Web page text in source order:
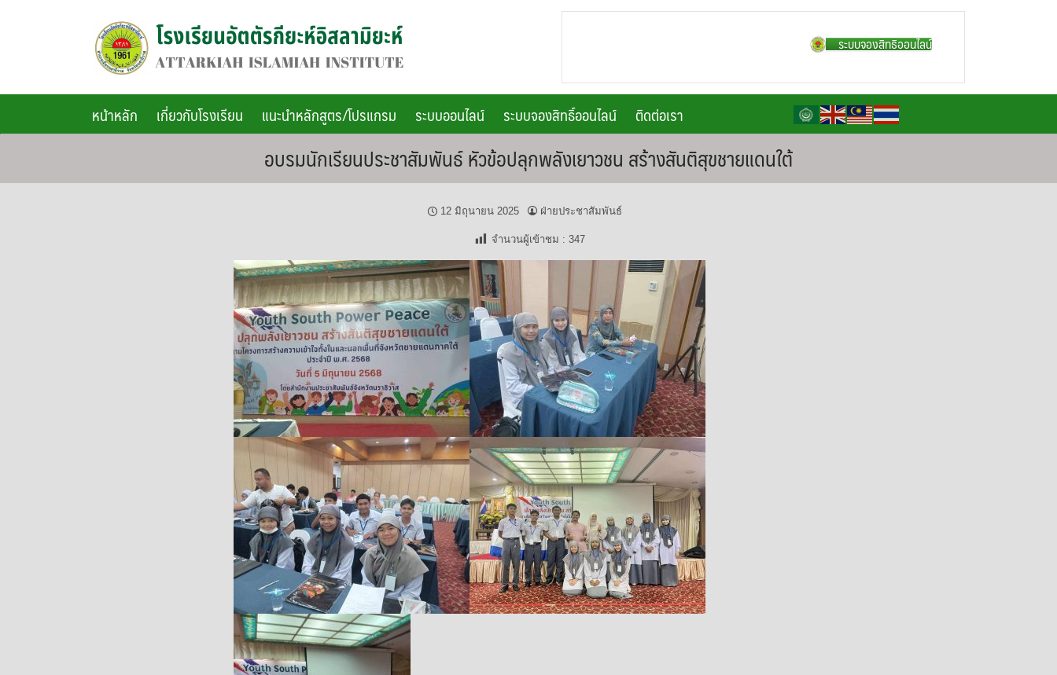
ระบบจองสิทธิออนไลน์
หน้าหลัก เกี่ยวกับโรงเรียน แนะนำหลักสูตร/โปรแกรม ระบบออนไลน์ ระบบจองสิทธิ์ออนไลน์ ติดต่อเรา
อบรมนักเรียนประชาสัมพันธ์ หัวข้อปลุกพลังเยาวชน สร้างสันติสุขชายแดนใต้
12 มิถุนายน 2025 ฝ่ายประชาสัมพันธ์
จำนวนผู้เข้าชม : 347